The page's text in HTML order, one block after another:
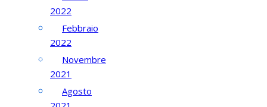
2022
Febbraio
2022
Novembre
2021
Agosto